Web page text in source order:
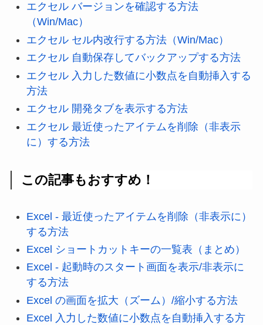
エクセル バージョンを確認する方法
（Win/Mac）
エクセル セル内改行する方法（Win/Mac）
エクセル 自動保存してバックアップする方法
エクセル 入力した数値に小数点を自動挿入する
方法
エクセル 開発タブを表示する方法
エクセル 最近使ったアイテムを削除（非表示
に）する方法
この記事もおすすめ！
Excel - 最近使ったアイテムを削除（非表示に）
する方法
Excel ショートカットキーの一覧表（まとめ）
Excel - 起動時のスタート画面を表示/非表示に
する方法
Excel の画面を拡大（ズーム）/縮小する方法
Excel 入力した数値に小数点を自動挿入する方